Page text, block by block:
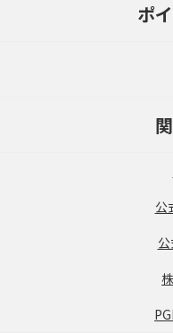
ポ
公